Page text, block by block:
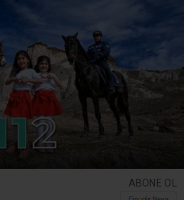
ABONE OL